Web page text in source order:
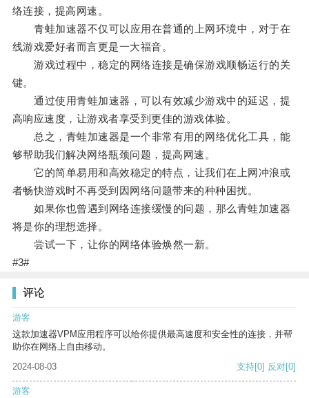
络连接，提高网速。
青蛙加速器不仅可以应用在普通的上网环境中，对于在
线游戏爱好者而言更是一大福音。
游戏过程中，稳定的网络连接是确保游戏顺畅运行的关
键。
通过使用青蛙加速器，可以有效减少游戏中的延迟，提
高响应速度，让游戏者享受到更佳的游戏体验。
总之，青蛙加速器是一个非常有用的网络优化工具，能
够帮助我们解决网络瓶颈问题，提高网速。
它的简单易用和高效稳定的特点，让我们在上网冲浪或
者畅快游戏时不再受到因网络问题带来的种种困扰。
如果你也曾遇到网络连接缓慢的问题，那么青蛙加速器
将是你的理想选择。
尝试一下，让你的网络体验焕然一新。
#3#
评论
游客
这款加速器VPM应用程序可以给你提供最高速度和安全性的连接，并帮
助你在网络上自由移动。
2024-08-03
支持[0] 反对[0]
游客